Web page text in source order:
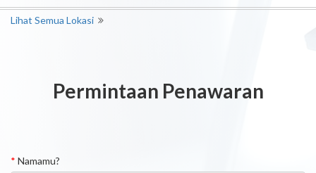
Lihat Semua Lokasi
Permintaan Penawaran
* Namamu?